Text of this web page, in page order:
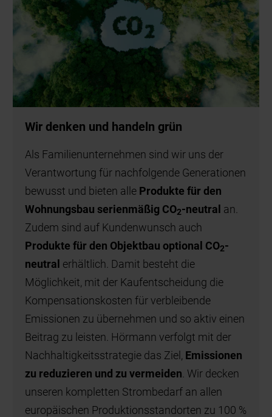
Wir denken und handeln grün
Als Familienunternehmen sind wir uns der
Verantwortung für nachfolgende Generationen
bewusst und bieten alle Produkte für den
Wohnungsbau serienmäßig CO2-neutral an.
Zudem sind auf Kundenwunsch auch
Produkte für den Objektbau optional CO2-
neutral erhältlich. Damit besteht die
Möglichkeit, mit der Kaufentscheidung die
Kompensationskosten für verbleibende
Emissionen zu übernehmen und so aktiv einen
Beitrag zu leisten. Hörmann verfolgt mit der
Nachhaltigkeitsstrategie das Ziel, Emissionen
zu reduzieren und zu vermeiden . Wir decken
unseren kompletten Strombedarf an allen
europäischen Produktionsstandorten zu 100 %